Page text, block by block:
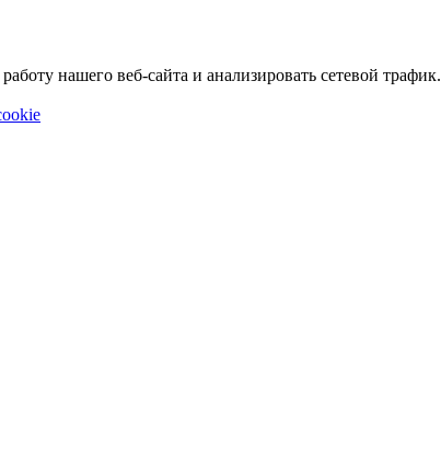
нашего веб-сайта и анализировать сетевой трафик.